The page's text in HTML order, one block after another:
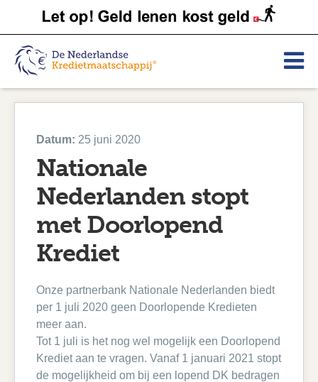
Datum: 25 juni 2020
Nationale
Nederlanden stopt
met Doorlopend
Krediet
Onze partnerbank Nationale Nederlanden biedt
per 1 juli 2020 geen Doorlopende Kredieten
meer aan.
Tot 1 juli is het nog wel mogelijk een Doorlopend
Krediet aan te vragen. Vanaf 1 januari 2021 stopt
de mogelijkheid om bij een lopend DK bedragen